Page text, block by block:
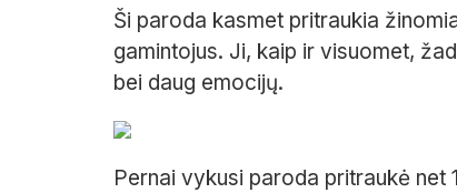
Ši paroda kasmet pritraukia
gamintojus. Ji, kaip ir visuomet,
bei daug emocijų.
Pernai vykusi paroda pritraukė